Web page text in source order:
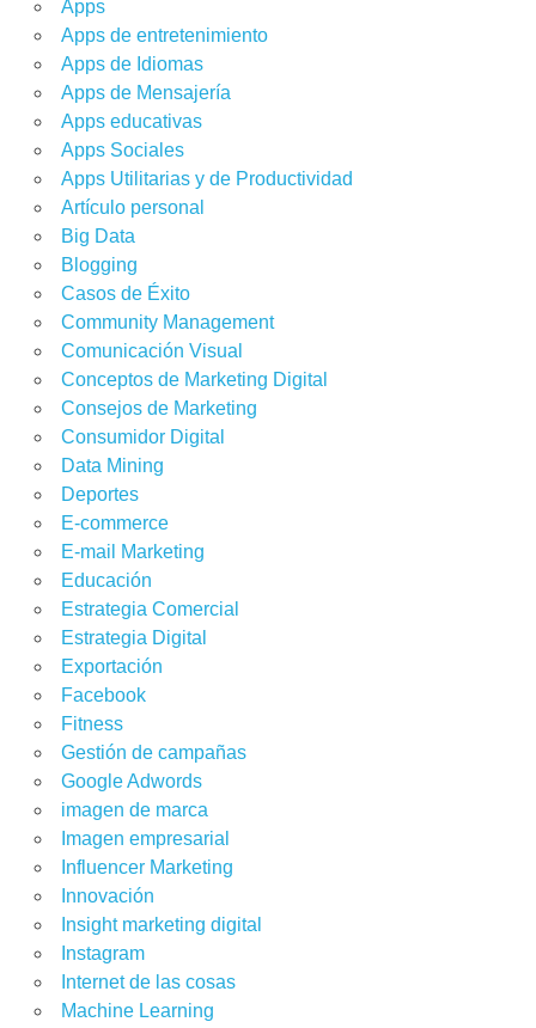
Apps
Apps de entretenimiento
Apps de Idiomas
Apps de Mensajería
Apps educativas
Apps Sociales
Apps Utilitarias y de Productividad
Artículo personal
Big Data
Blogging
Casos de Éxito
Community Management
Comunicación Visual
Conceptos de Marketing Digital
Consejos de Marketing
Consumidor Digital
Data Mining
Deportes
E-commerce
E-mail Marketing
Educación
Estrategia Comercial
Estrategia Digital
Exportación
Facebook
Fitness
Gestión de campañas
Google Adwords
imagen de marca
Imagen empresarial
Influencer Marketing
Innovación
Insight marketing digital
Instagram
Internet de las cosas
Machine Learning